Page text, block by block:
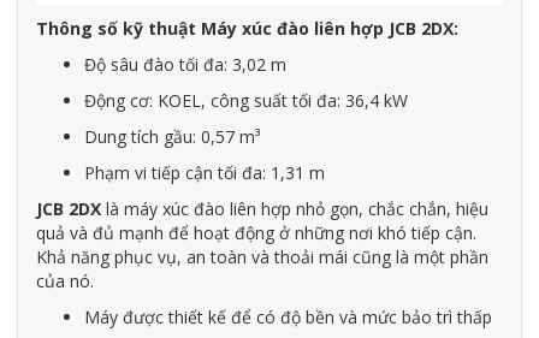
Thông số kỹ thuật Máy xúc đào liên hợp JCB 2DX:
Độ sâu đào tối đa: 3,02 m
Động cơ: KOEL, công suất tối đa: 36,4 kW
Dung tích gầu: 0,57 m³
Phạm vi tiếp cận tối đa: 1,31 m
JCB 2DX là máy xúc đào liên hợp nhỏ gọn, chắc chắn, hiệu
quả và đủ mạnh để hoạt động ở những nơi khó tiếp cận.
Khả năng phục vụ, an toàn và thoải mái cũng là một phần
của nó.
Máy được thiết kế để có độ bền và mức bảo trì thấp